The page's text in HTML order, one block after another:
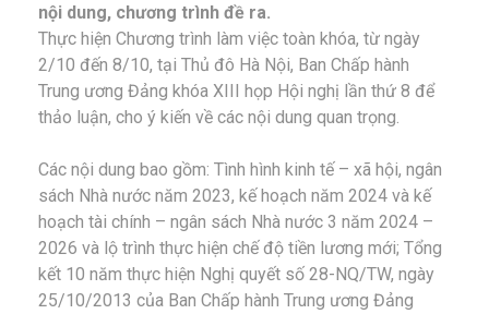
nội dung, chương trình đề ra.
Thực hiện Chương trình làm việc toàn khóa, từ ngày
2/10 đến 8/10, tại Thủ đô Hà Nội, Ban Chấp hành
Trung ương Đảng khóa XIII họp Hội nghị lần thứ 8 để
thảo luận, cho ý kiến về các nội dung quan trọng.
Các nội dung bao gồm: Tình hình kinh tế – xã hội, ngân
sách Nhà nước năm 2023, kế hoạch năm 2024 và kế
hoạch tài chính – ngân sách Nhà nước 3 năm 2024 –
2026 và lộ trình thực hiện chế độ tiền lương mới; Tổng
kết 10 năm thực hiện Nghị quyết số 28-NQ/TW, ngày
25/10/2013 của Ban Chấp hành Trung ương Đảng